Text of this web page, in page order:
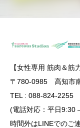
【女性専用 筋肉＆筋
〒780-0985 高知市
TEL : 088-824-2255
(電話対応：平日9:30
時間外はLINEでのご